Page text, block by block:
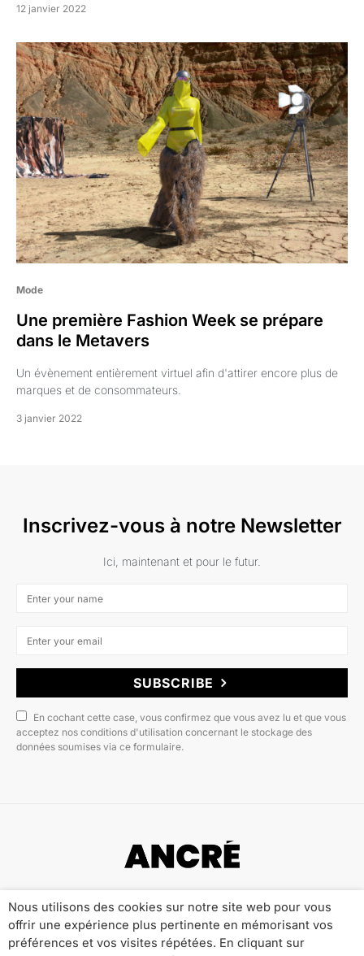
12 janvier 2022
Mode
Une première Fashion Week se prépare
dans le Metavers
Un évènement entièrement virtuel afin d'attirer encore plus de
marques et de consommateurs.
3 janvier 2022
Inscrivez-vous à notre Newsletter
Ici, maintenant et pour le futur.
SUBSCRIBE
En cochant cette case, vous confirmez que vous avez lu et que vous
acceptez nos conditions d'utilisation concernant le stockage des
données soumises via ce formulaire.
Qui sommes-nous ? Publicité
Contact
Nous utilisons des cookies sur notre site web pour vous
offrir une expérience plus pertinente en mémorisant vos
préférences et vos visites répétées. En cliquant sur